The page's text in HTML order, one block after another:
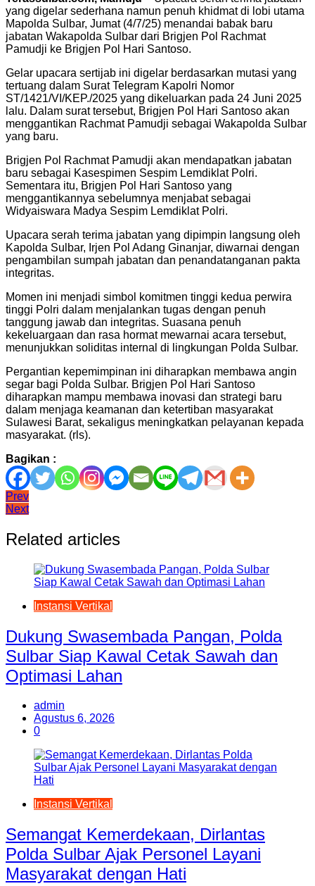
yang digelar sederhana namun penuh khidmat di lobi utama
Mapolda Sulbar, Jumat (4/7/25) menandai babak baru
jabatan Wakapolda Sulbar dari Brigjen Pol Rachmat
Pamudji ke Brigjen Pol Hari Santoso.
Gelar upacara sertijab ini digelar berdasarkan mutasi yang
tertuang dalam Surat Telegram Kapolri Nomor
ST/1421/VI/KEP./2025 yang dikeluarkan pada 24 Juni 2025
lalu. Dalam surat tersebut, Brigjen Pol Hari Santoso akan
menggantikan Rachmat Pamudji sebagai Wakapolda Sulbar
yang baru.
Brigjen Pol Rachmat Pamudji akan mendapatkan jabatan
baru sebagai Kasespimen Sespim Lemdiklat Polri.
Sementara itu, Brigjen Pol Hari Santoso yang
menggantikannya sebelumnya menjabat sebagai
Widyaiswara Madya Sespim Lemdiklat Polri.
Upacara serah terima jabatan yang dipimpin langsung oleh
Kapolda Sulbar, Irjen Pol Adang Ginanjar, diwarnai dengan
pengambilan sumpah jabatan dan penandatanganan pakta
integritas.
Momen ini menjadi simbol komitmen tinggi kedua perwira
tinggi Polri dalam menjalankan tugas dengan penuh
tanggung jawab dan integritas. Suasana penuh
kekeluargaan dan rasa hormat mewarnai acara tersebut,
menunjukkan soliditas internal di lingkungan Polda Sulbar.
Pergantian kepemimpinan ini diharapkan membawa angin
segar bagi Polda Sulbar. Brigjen Pol Hari Santoso
diharapkan mampu membawa inovasi dan strategi baru
dalam menjaga keamanan dan ketertiban masyarakat
Sulawesi Barat, sekaligus meningkatkan pelayanan kepada
masyarakat. (rls).
Bagikan :
Navigasi
pos
Prev
Next
Related articles
Instansi Vertikal
Dukung Swasembada Pangan, Polda
Sulbar Siap Kawal Cetak Sawah dan
Optimasi Lahan
admin
Agustus 6, 2026
0
Instansi Vertikal
Semangat Kemerdekaan, Dirlantas
Polda Sulbar Ajak Personel Layani
Masyarakat dengan Hati